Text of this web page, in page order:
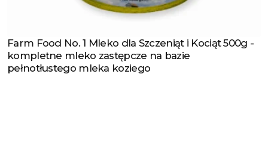
Zobacz produkt
Farm Food No. 1 Mleko dla Szczeniąt i Kociąt 500g -
kompletne mleko zastępcze na bazie
pełnotłustego mleka koziego